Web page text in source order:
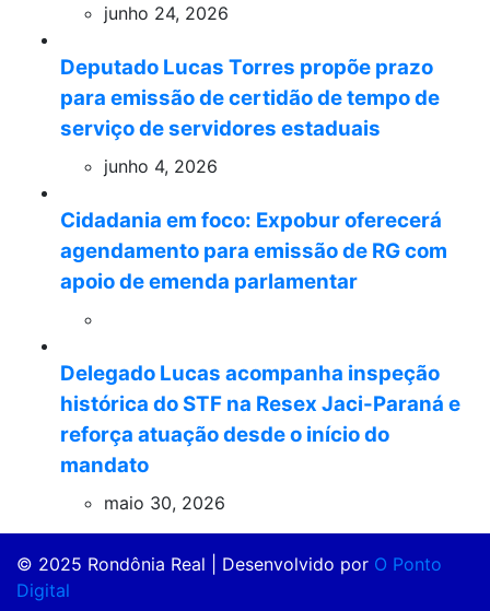
junho 24, 2026
Deputado Lucas Torres propõe prazo
para emissão de certidão de tempo de
serviço de servidores estaduais
junho 4, 2026
Cidadania em foco: Expobur oferecerá
agendamento para emissão de RG com
apoio de emenda parlamentar
Delegado Lucas acompanha inspeção
histórica do STF na Resex Jaci-Paraná e
reforça atuação desde o início do
mandato
maio 30, 2026
© 2025 Rondônia Real | Desenvolvido por O Ponto
Digital